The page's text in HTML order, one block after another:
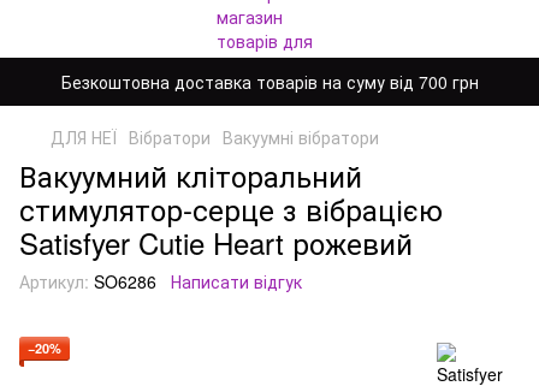
Безкоштовна доставка товарів на суму від 700 грн
ДЛЯ НЕЇ Вібратори Вакуумні вібратори
Вакуумний кліторальний
стимулятор-серце з вібрацією
Satisfyer Cutie Heart рожевий
Артикул: SO6286 Написати відгук
−20%